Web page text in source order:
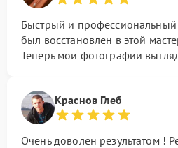
Быстрый и
был восстановлен в этой
Теперь мои фотографии
Краснов Глеб
Очень доволен результатом !